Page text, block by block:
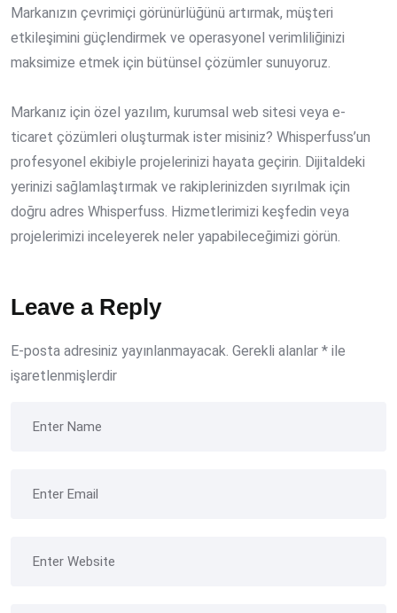
Markanızın çevrimiçi görünürlüğünü artırmak, müşteri
etkileşimini güçlendirmek ve operasyonel verimliliğinizi
maksimize etmek için bütünsel çözümler sunuyoruz.
Markanız için özel yazılım, kurumsal web sitesi veya e-
ticaret çözümleri oluşturmak ister misiniz? Whisperfuss’un
profesyonel ekibiyle projelerinizi hayata geçirin. Dijitaldeki
yerinizi sağlamlaştırmak ve rakiplerinizden sıyrılmak için
doğru adres Whisperfuss. Hizmetlerimizi keşfedin veya
projelerimizi inceleyerek neler yapabileceğimizi görün.
Leave a Reply
E-posta adresiniz yayınlanmayacak. Gerekli alanlar * ile
işaretlenmişlerdir